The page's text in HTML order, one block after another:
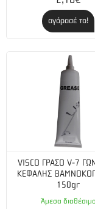
αγόρασέ το!
VISCO ΓΡΑΣΟ V-7
ΚΕΦΑΛΗΣ
150gr
Άμεσα διαθέσιμο